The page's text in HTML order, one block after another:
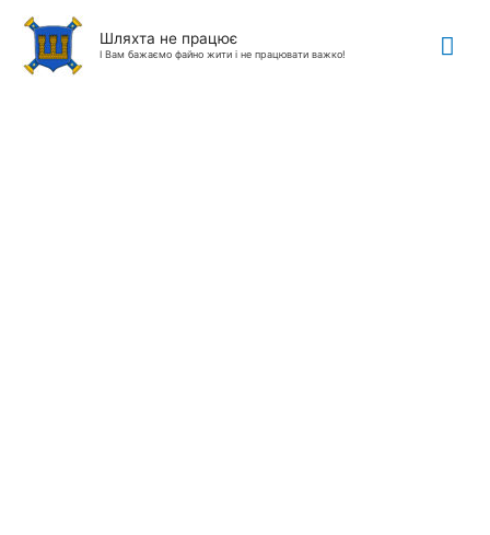
Шляхта не працює
І Вам бажаємо файно жити і не працювати важко!